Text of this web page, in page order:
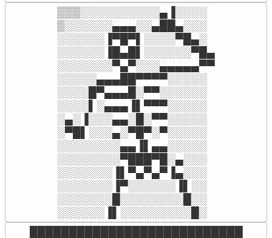
▒▒▒░░░░░░░░░░▄▐░░░░
▒░░░░░░▄▄▄░░▄██▄░░░
░░░░░░▐▀█▀▌░░░░▀█▄░
░░░░░░▐█▄█▌░░░░░░▀█▄
░░░░░░░▀▄▀░░░▄▄▄▄▄▀▀
░░░░░▄▄▄██▀▀▀▀░░░░░
░░░░█▀▄▄▄█░▀▀░░░░░░
░░░░▌░▄▄▄▐▌▀▀▀░░░░░
░▄░▐░░░▄▄░█░▀▀░░░░░
░▀█▌░░░▄░▀█▀░▀░░░░░
░░░░░░░░▄▄▐▌▄▄░░░░░
░░░░░░░░▀███▀█░▄░░░
░░░░░░░▐▌▀▄▀▄▀▐▄░░░
░░░░░░░▐▀░░░░░░▐▌░░
░░░░░░░█░░░░░░░░█░░
░░░░░░▐▌░░░░░░░░░█░